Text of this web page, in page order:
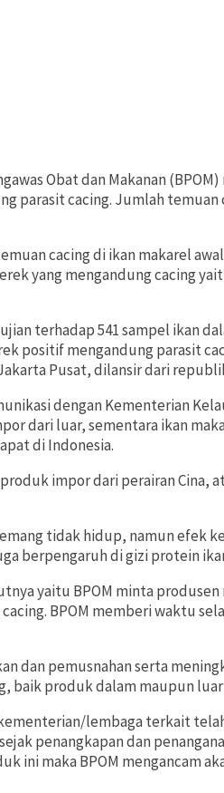
Obat dan Makanan
parasit cacing. Jumlah
cacing di ikan makarel
yang mengandung cacing
terhadap 541 sampel ikan
positif mengandung parasit
Pusat, dilansir dari
dengan Kementerian
dari luar, sementara ikan
di Indonesia.
impor dari perairan Cina,
tidak hidup, namun efek
berpengaruh di gizi protein
yaitu BPOM minta
BPOM memberi waktu
dan pemusnahan serta
baik produk dalam maupun luar
lembaga terkait
penangkapan dan
ini maka BPOM mengancam